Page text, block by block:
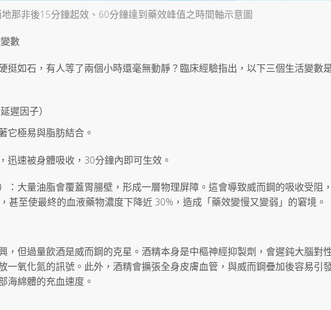
那非後15分鐘起效、60分鐘達到藥效峰值之時間軸示意圖
數
挺如石，有人等了兩個小時還毫無動靜？臨床經驗指出，以下三個生活變數
遲因子）
它極易與脂肪結合。
迅速被身體吸收，30分鐘內即可生效。
：大量油脂會覆蓋胃腸壁，形成一層物理屏障。這會導致威而鋼的吸收受阻
甚至使最終的血液藥物濃度下降近 30%，造成「藥效變慢又變弱」的窘境。
，但過量飲酒是威而鋼的克星。酒精本身是中樞神經抑製劑，會遲鈍大腦對
一氧化氮的訊號。此外，酒精會擴張全身皮膚血管，與威而鋼疊加後容易引
海綿體的充血速度。